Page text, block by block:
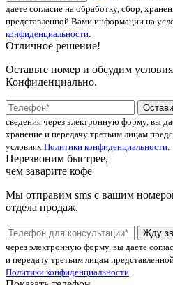
даете согласие на обработку, сбор,
представленной Вами информации на
конфиденциальности.
Отличное решение!
Оставьте номер и обсудим
Конфиденциально.
сведения через электронную форму, вы
хранение и передачу третьим лицам
условиях Политики конфиденциальности.
Перезвоним быстрее,
чем заварите кофе
Мы отправим sms с вашим
отдела продаж.
Жду
через электронную форму, вы даете
и передачу третьим лицам
Политики конфиденциальности.